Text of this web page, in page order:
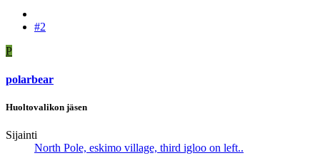
#2
P
polarbear
Huoltovalikon jäsen
Sijainti
North Pole, eskimo village, third igloo on left..